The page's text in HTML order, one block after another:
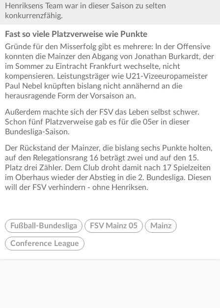
Henriksens Team war in dieser Saison zu selten
konkurrenzfähig.
Fast so viele Platzverweise wie Punkte
Gründe für den Misserfolg gibt es mehrere: In der Offensive
konnten die Mainzer den Abgang von Jonathan Burkardt, der
im Sommer zu Eintracht Frankfurt wechselte, nicht
kompensieren. Leistungsträger wie U21-Vizeeuropameister
Paul Nebel knüpften bislang nicht annähernd an die
herausragende Form der Vorsaison an.
Außerdem machte sich der FSV das Leben selbst schwer.
Schon fünf Platzverweise gab es für die 05er in dieser
Bundesliga-Saison.
Der Rückstand der Mainzer, die bislang sechs Punkte holten,
auf den Relegationsrang 16 beträgt zwei und auf den 15.
Platz drei Zähler. Dem Club droht damit nach 17 Spielzeiten
im Oberhaus wieder der Abstieg in die 2. Bundesliga. Diesen
will der FSV verhindern - ohne Henriksen.
Fußball-Bundesliga FSV Mainz 05 Mainz
Conference League